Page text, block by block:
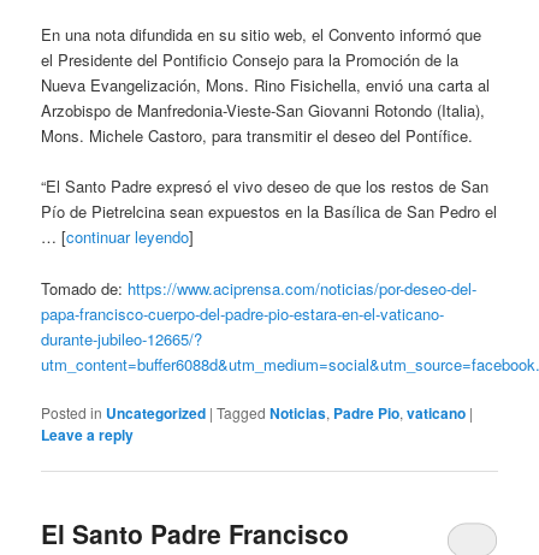
En una nota difundida en su sitio web, el Convento informó que
el Presidente del Pontificio Consejo para la Promoción de la
Nueva Evangelización, Mons. Rino Fisichella, envió una carta al
Arzobispo de Manfredonia-Vieste-San Giovanni Rotondo (Italia),
Mons. Michele Castoro, para transmitir el deseo del Pontífice.
“El Santo Padre expresó el vivo deseo de que los restos de San
Pío de Pietrelcina sean expuestos en la Basílica de San Pedro el
… [continuar leyendo]
Tomado de: https://www.aciprensa.com/noticias/por-deseo-del-
papa-francisco-cuerpo-del-padre-pio-estara-en-el-vaticano-
durante-jubileo-12665/?
Posted in Uncategorized |Tagged Noticias, Padre Pio,vaticano |
Leave a reply
El Santo Padre Francisco